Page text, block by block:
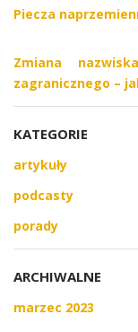
Piecza
Zmiana
zagranicznego –
KATEGORIE
artykuły
podcasty
porady
ARCHIWALNE
marzec 2023